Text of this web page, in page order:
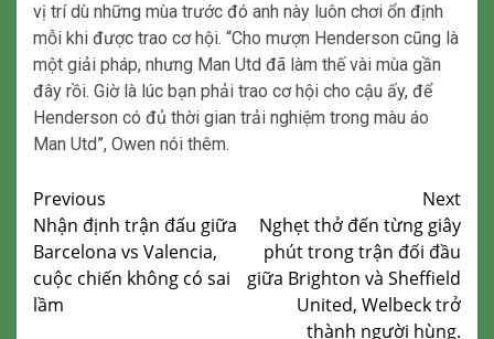
vị trí dù những mùa trước đó anh này luôn chơi ổn định
mỗi khi được trao cơ hội. “Cho mượn Henderson cũng là
một giải pháp, nhưng Man Utd đã làm thế vài mùa gần
đây rồi. Giờ là lúc bạn phải trao cơ hội cho cậu ấy, để
Henderson có đủ thời gian trải nghiệm trong màu áo
Man Utd”, Owen nói thêm.
Continue
Reading
Previous
Nhận định trận đấu giữa
Barcelona vs Valencia,
cuộc chiến không có sai
lầm
Next
Nghẹt thở đến từng giây
phút trong trận đối đầu
giữa Brighton và Sheffield
United, Welbeck trở
thành người hùng.